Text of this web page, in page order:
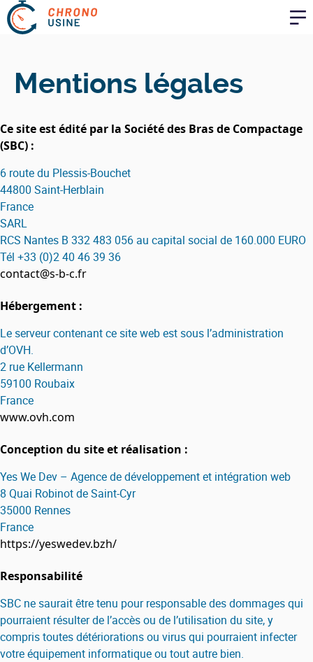
Aller au contenu
Mentions légales
Ce site est édité par la Société des Bras de Compactage
(SBC) :
6 route du Plessis-Bouchet
44800 Saint-Herblain
France
SARL
RCS Nantes B 332 483 056 au capital social de 160.000 EURO
Tél +33 (0)2 40 46 39 36
contact@s-b-c.fr
Hébergement :
Le serveur contenant ce site web est sous l’administration
d’OVH.
2 rue Kellermann
59100 Roubaix
France
www.ovh.com
Conception du site et réalisation :
Yes We Dev – Agence de développement et intégration web
8 Quai Robinot de Saint-Cyr
35000 Rennes
France
https://yeswedev.bzh/
Responsabilité
SBC ne saurait être tenu pour responsable des dommages qui
pourraient résulter de l’accès ou de l’utilisation du site, y
compris toutes détériorations ou virus qui pourraient infecter
votre équipement informatique ou tout autre bien.